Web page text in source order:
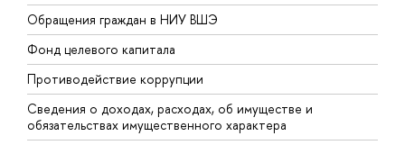
Обращения граждан в НИУ ВШЭ
Фонд целевого капитала
Противодействие коррупции
Сведения о доходах, расходах, об имуществе и
обязательствах имущественного характера